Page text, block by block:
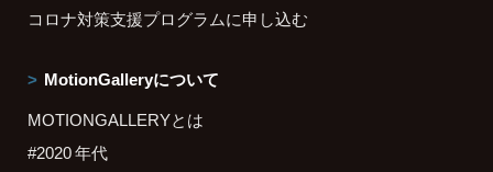
コロナ対策支援プログラムに申し込む
MotionGalleryについて
MOTIONGALLERYとは
#2020 年代